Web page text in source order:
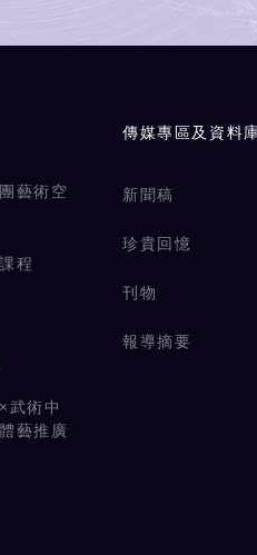
藝術空
程
武術中
藝推廣
傳媒專區及資料
新聞稿
珍貴回憶
刊物
報導摘要